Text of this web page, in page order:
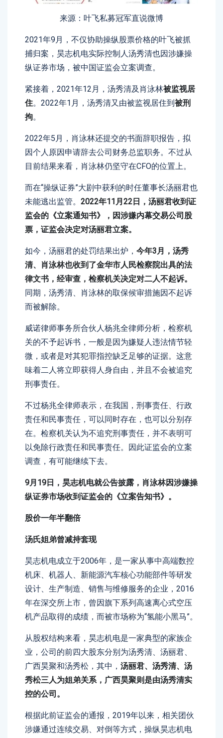
来源：叶飞私募冠军直说微博
2021年9月，不仅协助操纵股票价格的叶飞被抓
捕归案，昊志机电实际控制人汤秀清也因涉嫌操
纵证券市场，被中国证监会立案调查。
紧接着，2021年12月，汤秀清及肖泳林被监视居
住。2022年1月，汤秀清又由被监视居住到被刑
拘。
2022年5月，肖泳林还提交的书面辞职报告，拟
因个人原因申请辞去公司财务总监职务。不过从
目前结果来看，肖泳林仍坚守在CFO的位置上。
而在“操纵证券”大剧中获利的时任董事长汤丽君也
未能逃出监管。 2022年11月22日，汤丽君收到证
监会的《立案通知书》，因涉嫌内幕交易公司股
票，证监会决定对汤丽君立案。
如今，汤丽君的处罚结果出炉， 今年3月，汤秀
清、肖泳林也收到了金华市人民检察院出具的法
律文书，经审查，检察机关决定对二人不起诉。
同期，汤秀清、肖泳林的取保候审措施因不起诉
而被解除。
威诺律师事务所合伙人杨兆全律师分析，检察机
关的不予起诉书，一般是因为嫌疑人违法情节轻
微，或者是对其犯罪指控缺乏足够的证据。这意
味着二人将立即获得人身自由，并且不会被追究
刑事责任。
不过杨兆全律师表示，在我国，刑事责任、行政
责任和民事责任，可以同时存在，也可以分别存
在。检察机关认为不追究刑事责任，并不表明可
以免除行政责任和民事责任。因此证监会的立案
调查，有可能继续下去。
9月19日，昊志机电就公告披露，肖泳林因涉嫌操
纵证券市场收到证监会的《立案告知书》。
股价一年半翻倍
汤氏姐弟曾减持套现
昊志机电成立于2006年，是一家从事中高端数控
机床、机器人、新能源汽车核心功能部件等研发
设计、生产制造、销售与维修服务的企业，2016
年在深交所上市，曾因旗下系列高速离心式空压
机产品取得的成绩，而被市场称为“氢能小黑马”。
从股权结构来看，昊志机电是一家典型的家族企
业，公司的前四大股东分别为汤秀清、汤丽君、
广西昊聚和汤秀松，其中， 汤丽君、汤秀清、汤
秀松三人为姐弟关系，广西昊聚则是由汤秀清实
控的公司。
根据此前证监会的通报，2019年以来，相关团伙
涉嫌通过连续交易、对倒等方式，操纵昊志机电